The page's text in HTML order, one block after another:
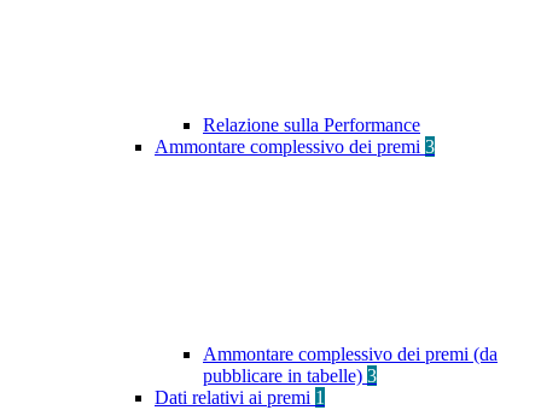
Relazione sulla Performance
Ammontare complessivo dei premi 3
Ammontare complessivo dei premi (da
pubblicare in tabelle) 3
Dati relativi ai premi 1